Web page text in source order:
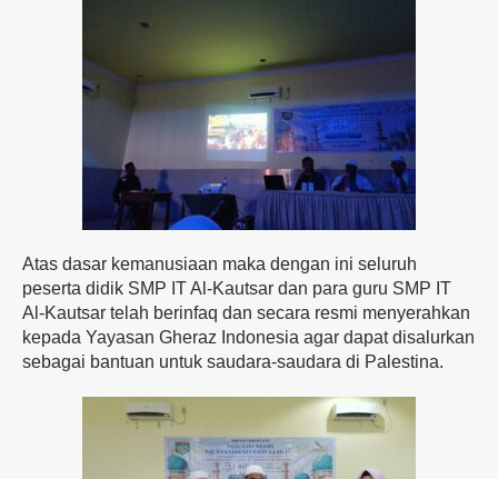
Atas dasar kemanusiaan maka dengan ini seluruh
peserta didik SMP IT Al-Kautsar dan para guru SMP IT
Al-Kautsar telah berinfaq dan secara resmi menyerahkan
kepada Yayasan Gheraz Indonesia agar dapat disalurkan
sebagai bantuan untuk saudara-saudara di Palestina.